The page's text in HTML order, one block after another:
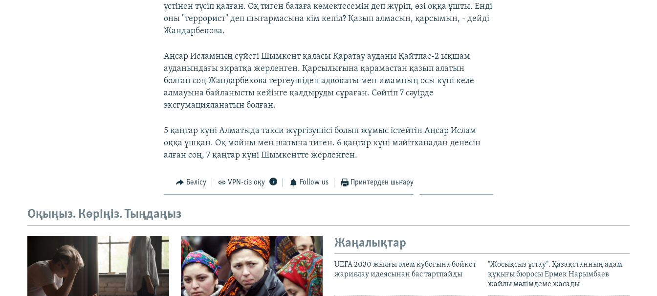
үстінен түсіп қалған. Оқ тиген балаға көмектесемін деп жүріп, өзі оққа ұшты. Енді
оны "террорист" деп шығармасына кім кепіл? Қазып алмасын, қарсымын, - дейді
Жандарбекова.
Аңсар Исламның сүйегі Шымкент қаласы Қаратау ауданы Қайтпас-2 ықшам
ауданындағы зиратқа жерленген. Қарсылығына қарамастан қазып алатын
болған соң Жандарбекова тергеушіден адвокаты мен имамның осы күні келе
алмауына байланысты кейінге қалдыруды сұраған. Сөйтіп 7 сәуірде
эксгумацияланатын болған.
5 қаңтар күні Алматыда такси жүргізушісі болып жұмыс істейтін Аңсар Ислам
оққа ұшқан. Оқ мойны мен шатына тиген. 6 қаңтар күні мәйітханадан денесін
алған соң, 7 қаңтар күні Шымкентте жерленген.
Бөлісу VPN-сіз оқу Follow us Принтерден шығару
Оқыңыз. Көріңіз. Тыңдаңыз
Жаңалықтар
UEFA 2030 жылғы әлем кубогына бойкот
жариялау идеясынан бас тартпайды
"Жосықсыз ұстау". Қазақстанның адам
құқығы бюросы Ермек Нарымбаев
жайлы мәлімдеме жасады